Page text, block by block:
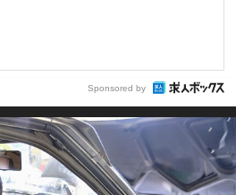
Sponsored by